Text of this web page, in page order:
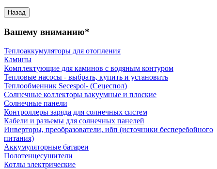
Вашему вниманию*
Теплоаккумуляторы для отопления
Камины
Комплектующие для каминов с водяным контуром
Тепловые насосы - выбрать, купить и установить
Теплообменник Secespol- (Сецеспол)
Солнечные коллекторы вакуумные и плоские
Солнечные панели
Контроллеры заряда для солнечных систем
Кабели и разъемы для солнечных панелей
Инверторы, преобразователи, ибп (источники бесперебойного
питания)
Аккумуляторные батареи
Полотенцесушители
Котлы электрические